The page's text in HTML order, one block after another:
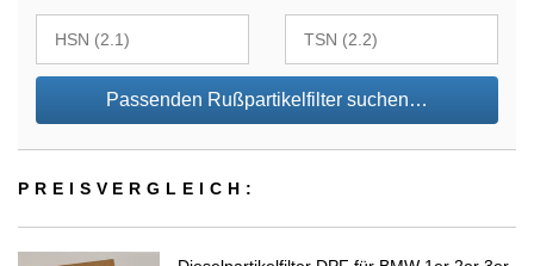
Passenden Rußpartikelfilter suchen…
PREIS­VER­GLEICH: